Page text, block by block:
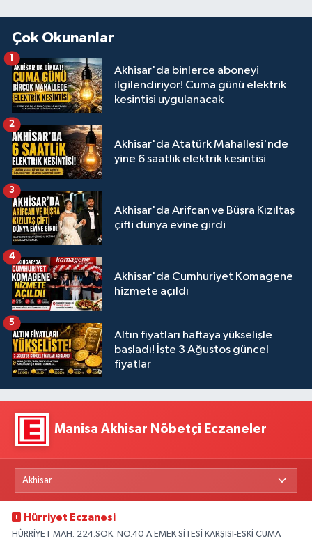
Çok Okunanlar
Akhisar'da binlerce aboneyi
ilgilendiriyor! Cuma günü elektrik
kesintisi uygulanacak
1
Akhisar'da Atatürk Mahallesi'nde
yine 6 saatlik elektrik kesintisi
2
Akhisar'da Arifcan ve Büşra Kızıltaş
çifti dünya evine girdi
3
Akhisar'da Cumhuriyet Komagene
hizmete açıldı
4
Altın fiyatları haftaya yükselişle
başladı! İşte 3 Ağustos güncel
fiyatlar
5
Manisa Akhisar Nöbetçi Eczaneler
Hürriyet Eczanesi
HÜRRİYET MAH. 224.SOK. NO.40 A EMEK SİTESİ KARŞISI-ESKİ CUMA